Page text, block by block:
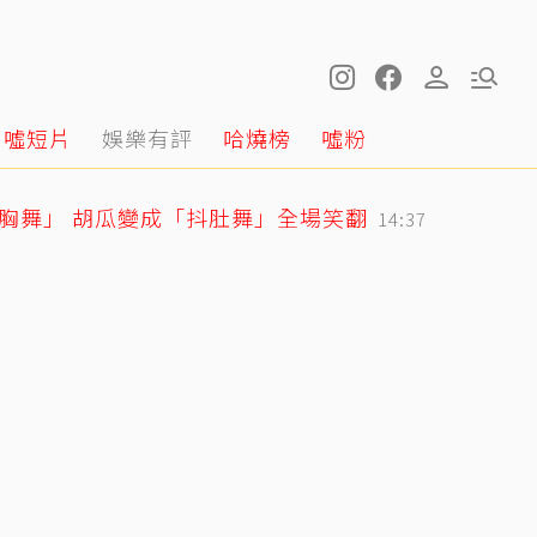
噓短片 娛樂有評 哈燒榜 噓粉
舞」 胡瓜變成「抖肚舞」全場笑翻 14:37